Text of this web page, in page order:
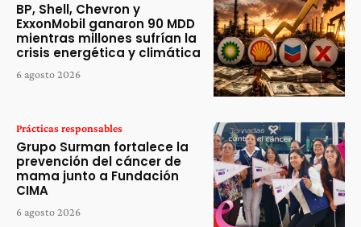
BP, Shell, Chevron y
ExxonMobil ganaron 90 MDD
mientras millones sufrían la
crisis energética y climática
6 agosto 2026
Prácticas responsables
Grupo Surman fortalece la
prevención del cáncer de
mama junto a Fundación
CIMA
6 agosto 2026